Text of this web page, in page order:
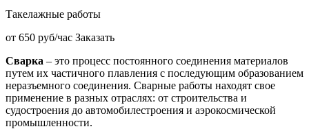
Такелажные работы
от 650 руб/час Заказать
Сварка – это процесс постоянного соединения материалов
путем их частичного плавления с последующим образованием
неразъемного соединения. Сварные работы находят свое
применение в разных отраслях: от строительства и
судостроения до автомобилестроения и аэрокосмической
промышленности.